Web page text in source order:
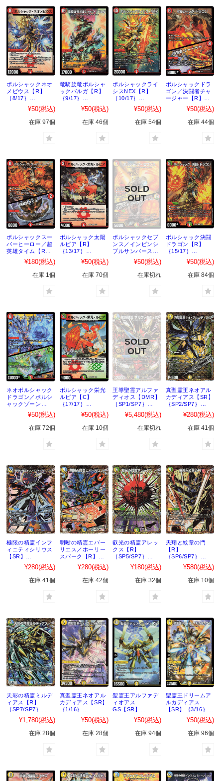
ボルシャックネオ
メビウス【R】
｛8/17｝
［25BD1］
¥50(税込)
在庫 97個
竜騎旋竜ボルシャ
ックバルガ【R】
｛9/17｝
［25BD1］
¥50(税込)
在庫 46個
ボルシャックライ
シスNEX【R】
｛10/17｝
［25BD1］
¥50(税込)
在庫 54個
ボルシャックドラ
ゴン／決闘者チャ
ージャー【R】
｛11/17｝
［25BD1］
¥50(税込)
在庫 44個
ボルシャックスー
パーヒーロー／超
英雄タイム【R】
｛12/17｝
［25BD1］
¥180(税込)
在庫 1個
ボルシャック太陽
ルピア【R】
｛13/17｝
［25BD1］
¥50(税込)
在庫 70個
ボルシャックセブ
ンス／インビンシ
ブルサンバースト
【R】｛14/17｝
［25BD1］
¥50(税込)
在庫切れ
ボルシャック決闘
ドラゴン【R】
｛15/17｝
［25BD1］
¥50(税込)
在庫 84個
ネオボルシャック
ドラゴン／ボルシ
ャックゾーン
【C】｛16/17｝
［25BD1］
¥50(税込)
在庫 72個
ボルシャック栄光
ルピア【C】
｛17/17｝
［25BD1］
¥50(税込)
在庫 10個
王導聖霊アルファ
ディオス【DMR】
｛SP1/SP7｝
［25BD2］
¥5,480(税込)
在庫切れ
真聖霊王ネオアル
カディアス【SR】
｛SP2/SP7｝
［25BD2］
¥280(税込)
在庫 41個
極限の精霊インフ
ィニティシリウス
【SR】
｛SP3/SP7｝
［25BD2］
¥280(税込)
在庫 41個
明晰の精霊エバー
リエス／ホーリー
スパーク【R】
｛SP4/SP7｝
［25BD2］
¥280(税込)
在庫 42個
叡光の精霊アレッ
クス【R】
｛SP5/SP7｝
［25BD2］
¥180(税込)
在庫 32個
天翔と紋章の門
【R】
｛SP6/SP7｝
［25BD2］
¥580(税込)
在庫 10個
天彩の精霊ミルデ
ィアス【R】
｛SP7/SP7｝
［25BD2］
¥1,780(税込)
在庫 28個
真聖霊王ネオアル
カディアス【SR】
｛1/16｝
［25BD2］
¥50(税込)
在庫 28個
聖霊王アルファデ
ィオアス
GS【SR】
｛2/16｝
［25BD2］
¥50(税込)
在庫 94個
聖霊王ドリームア
ルカディアス
【SR】｛3/16｝
［25BD2］
¥50(税込)
在庫 96個